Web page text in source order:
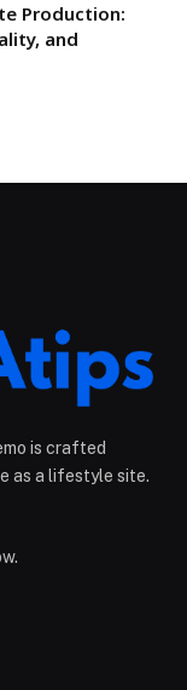
Production:
and
is crafted
as a lifestyle site.